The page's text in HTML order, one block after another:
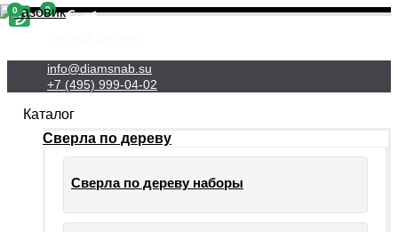
info@diamsnab.su
+7 (495) 999-04-02
0
Каталог
Сверла по дереву
Сверла по дереву наборы
0